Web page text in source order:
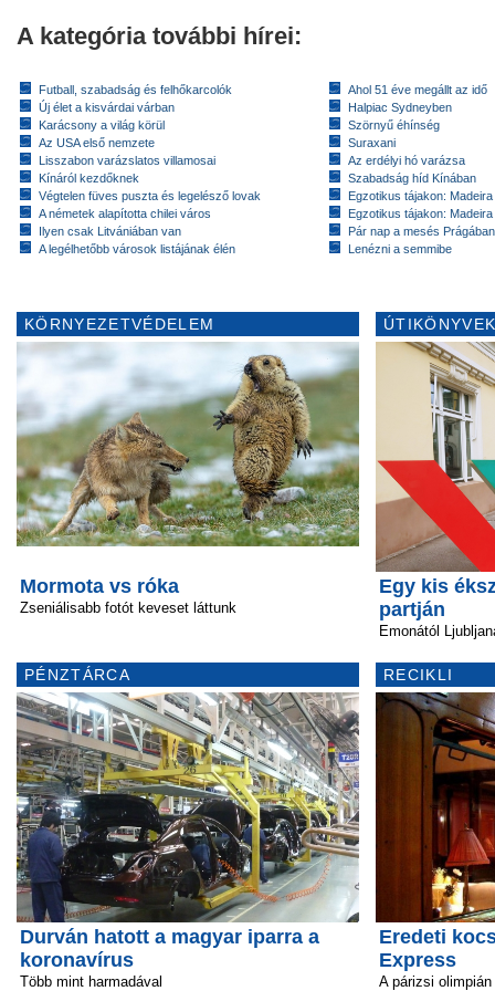
A kategória további hírei:
Futball, szabadság és felhőkarcolók
Új élet a kisvárdai várban
Karácsony a világ körül
Az USA első nemzete
Lisszabon varázslatos villamosai
Kínáról kezdőknek
Végtelen füves puszta és legelésző lovak
A németek alapította chilei város
Ilyen csak Litvániában van
A legélhetőbb városok listájának élén
Ahol 51 éve megállt az idő
Halpiac Sydneyben
Szörnyű éhínség
Suraxani
Az erdélyi hó varázsa
Szabadság híd Kínában
Egzotikus tájakon:
Egzotikus tájakon:
Pár nap a mesés Prágában
Lenézni a semmibe
KÖRNYEZETVÉDELEM
Mormota vs róka
Zseniálisabb fotót keveset láttunk
PÉNZTÁRCA
Durván hatott a magyar iparra a
koronavírus
Több mint harmadával
Egy kis
partján
Emonától
RECIKLI
Eredeti
Express
A párizsi olimpián